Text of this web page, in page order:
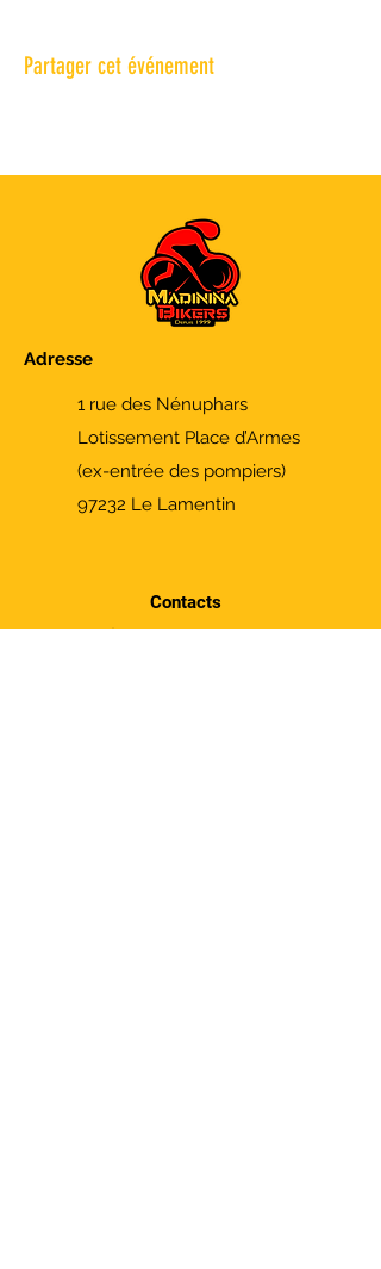
Partager cet événement
Adresse
1 rue des Nénuphars
Lotissement Place d’Armes
(ex-entrée des pompiers)
97232 Le Lamentin
Contacts
Fixe :0596 50 91 10